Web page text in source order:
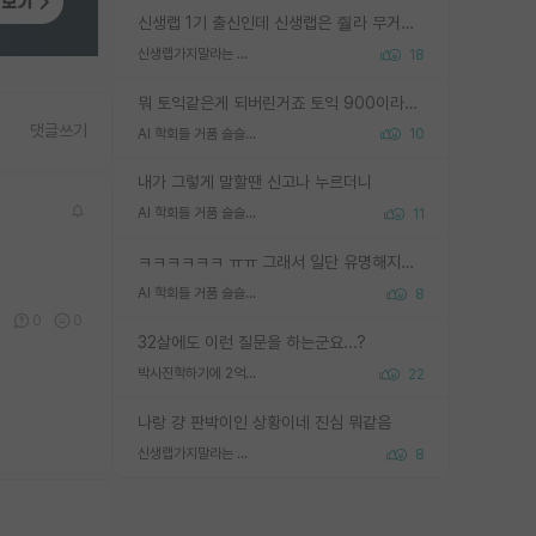
신생랩 1기 출신인데 신생랩은 줠라 무거운 바벨 같은거임. 들면 대박인데 못들면 깔려 죽음. 아무도 알려주지 않는 환경에서 자생해야하지만, 일단 살아남았다면 그 어떤 사람보다 악착같고 생존력 높은 사람으로 거듭날 수 있음
신생랩가지말라는 이유가 있었구나 18
뭐 토익같은게 되버린거죠 토익 900이라고 영어잘하는건 아닙니다만 잘하는사람은 다 900을 넘는 그런
AI 학회들 거품 슬슬 지적이 나오네요 10
내가 그렇게 말할땐 신고나 누르더니
AI 학회들 거품 슬슬 지적이 나오네요 11
ㅋㅋㅋㅋㅋㅋ ㅠㅠ 그래서 일단 유명해지는게 중요한거같습니다
AI 학회들 거품 슬슬 지적이 나오네요 8
32살에도 이런 질문을 하는군요...?
박사진학하기에 2억은 괜찮은 (?) 정도의 경제력인가요 22
나랑 걍 판박이인 상황이네 진심 뭐같음
신생랩가지말라는 이유가 있었구나 8
댓글쓰기